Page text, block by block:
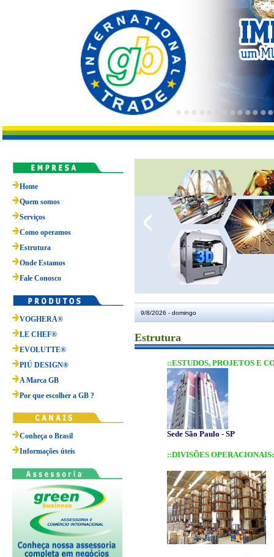
9/8/2026 - domingo
Estrutura
::ESTUDOS, PROJETOS E
Sede São Paulo - SP
::DIVISÕES OPERACIONAIS:
Home
Quem somos
Serviços
Como operamos
Estrutura
Onde Estamos
Fale Conosco
VOGHERA®
LE CHEF®
EVOLUTTE®
PIÚ DESIGN®
A Marca GB
Por que escolher a GB ?
Conheça o Brasil
Informações úteis